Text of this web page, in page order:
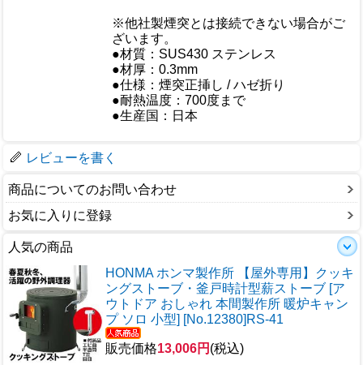
※他社製煙突とは接続できない場合がご
ざいます。
●材質：SUS430 ステンレス
●材厚：0.3mm
●仕様：煙突正挿し / ハゼ折り
●耐熱温度：700度まで
●生産国：日本
レビューを書く
商品についてのお問い合わせ
お気に入りに登録
人気の商品
HONMA ホンマ製作所 【屋外専用】クッキ
ングストーブ・釜戸時計型薪ストーブ [ア
ウトドア おしゃれ 本間製作所 暖炉キャン
プ ソロ 小型] [No.12380]RS-41
販売価格13,006円 (税込)